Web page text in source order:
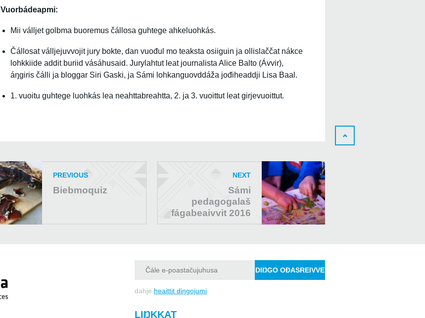
Vuorbádeapmi:
Mii válljet golbma buoremus čállosa guhtege ahkeluohkás.
Čállosat válljejuvvojit jury bokte, dan vuođul mo teaksta osiiguin ja ollislaččat nákce
lohkkiide addit buriid vásáhusaid. Jurylahtut leat journalista Alice Balto (Ávvir),
áŋgiris čálli ja bloggar Siri Gaski, ja Sámi lohkanguovddáža jođiheaddji Lisa Baal.
1. vuoitu guhtege luohkás lea neahttabreahtta, 2. ja 3. vuoittut leat girjevuoittut.
PREVIOUS
Biebmoquiz
NEXT
Sámi
pedagogalaš
fágabeaivvit 2016
dahje heaittit diŋgojumi
LIŊKKAT